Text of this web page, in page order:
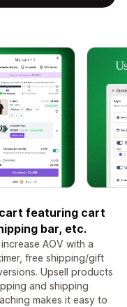
cart featuring cart
bar, etc.
AOV with a
free shipping/gift
Upsell products
and shipping
makes it easy to